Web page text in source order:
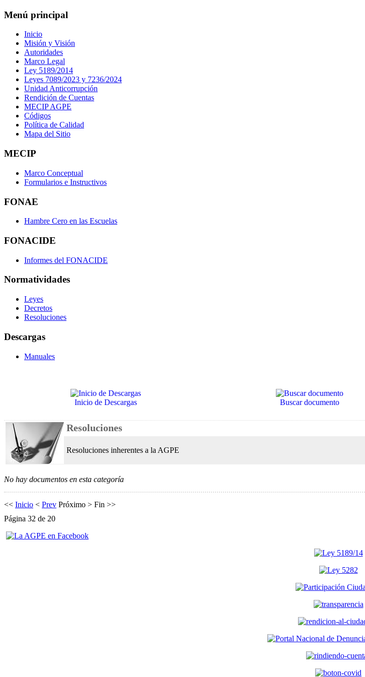
Menú principal
Inicio
Misión y Visión
Autoridades
Marco Legal
Ley 5189/2014
Leyes 7089/2023 y 7236/2024
Unidad Anticorrupción
Rendición de Cuentas
MECIP AGPE
Códigos
Política de Calidad
Mapa del Sitio
MECIP
Marco Conceptual
Formularios e Instructivos
FONAE
Hambre Cero en las Escuelas
FONACIDE
Informes del FONACIDE
Normatividades
Leyes
Decretos
Resoluciones
Descargas
Manuales
Inicio de Descargas Buscar documento
Resoluciones
Resoluciones inherentes a la AGPE
No hay documentos en esta categoría
<< Inicio < Prev Próximo > Fin >>
Página 32 de 20